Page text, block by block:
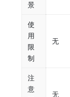
景
使
用
限
制
无
注
意
无